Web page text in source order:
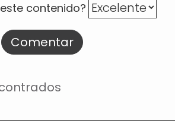
contenido?
Comentar